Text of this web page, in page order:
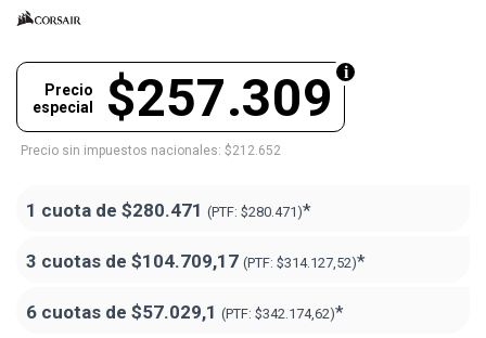
$257.309
Precio
especial
Precio sin impuestos nacionales: $212.652
1 cuota de $280.471 (PTF: $280.471)*
3 cuotas de $104.709,17 (PTF: $314.127,52)*
6 cuotas de $57.029,1 (PTF: $342.174,62)*